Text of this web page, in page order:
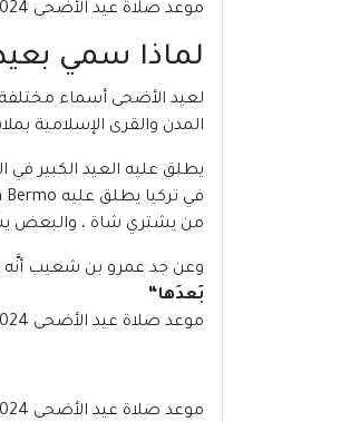
موعد صلاة عيد الأضحى 2024 في القنيطرة | المغرب
لماذا سمي
لعيد الأضحى أسماء مختلفة ،
المدن والقرى الإسلامية
يطلق عليه العيد الكبير في
من يشتري شاة ، والبعض
وعن جد عمرو بن شعيب أنَّه
بَعدَها“
موعد صلاة عيد الأضحى 2024 في القنيطرة | المغرب.
موعد صلاة عيد الأضحى 2024 في القنيطرة | المغرب